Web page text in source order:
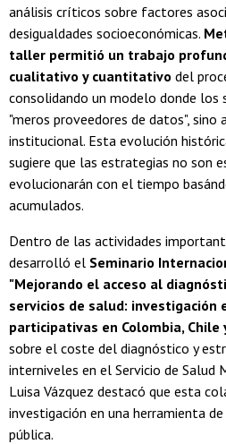
análisis críticos sobre factores
desigualdades socioeconómicas.
taller permitió un trabajo
cualitativo y cuantitativo del
consolidando un modelo donde los
"meros proveedores de datos",
institucional. Esta evolución
sugiere que las estrategias no son
evolucionarán con el tiempo
acumulados.
Dentro de las actividades
desarrolló el Seminario
"Mejorando el acceso al
servicios de salud: investigación
participativas en Colombia, Chile
sobre el coste del diagnóstico y
interniveles en el Servicio de
Luisa Vázquez destacó que esta
investigación en una herramienta
pública.